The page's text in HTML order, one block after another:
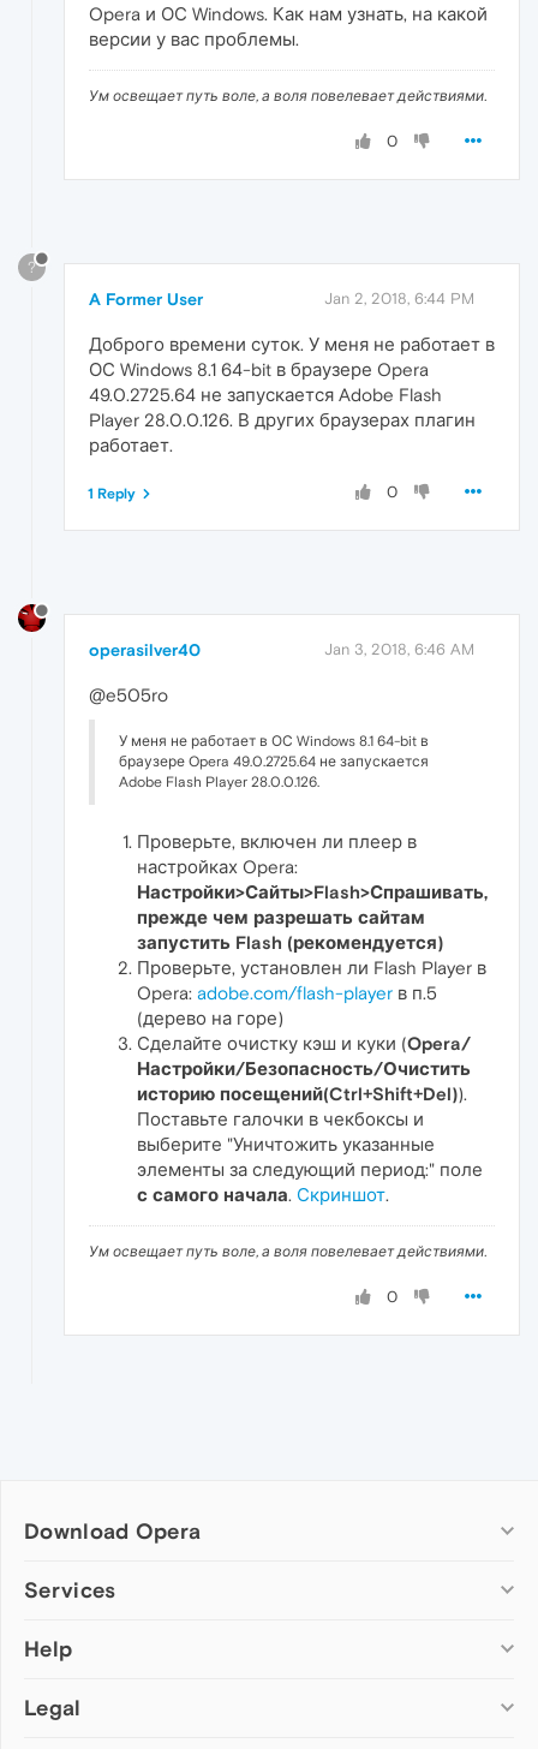
Opera и ОС Windows. Как нам узнать, на какой
версии у вас проблемы.
Ум освещает путь воле, а воля повелевает действиями.
0
?
A Former User Jan 2, 2018, 6:44 PM
Доброго времени суток. У меня не работает в
ОС Windows 8.1 64-bit в браузере Opera
49.0.2725.64 не запускается Adobe Flash
Player 28.0.0.126. В других браузерах плагин
работает.
0
1 Reply
operasilver40 Jan 3, 2018, 6:46 AM
@e505ro
У меня не работает в ОС Windows 8.1 64-bit в
браузере Opera 49.0.2725.64 не запускается
Adobe Flash Player 28.0.0.126.
Проверьте, включен ли плеер в
настройках Opera:
Настройки>Сайты>Flash>Спрашивать,
прежде чем разрешать сайтам
запустить Flash (рекомендуется)
Проверьте, установлен ли Flash Player в
Opera: adobe.com/flash-player в п.5
(дерево на горе)
Сделайте очистку кэш и куки (Opera/
Настройки/Безопасность/Очистить
историю посещений(Ctrl+Shift+Del)).
Поставьте галочки в чекбоксы и
выберите "Уничтожить указанные
элементы за следующий период:" поле
с самого начала. Скриншот.
Ум освещает путь воле, а воля повелевает действиями.
0
Download Opera
Computer browsers
Opera for Mac
Opera beta version
Services
Add-ons
Wallpapers
Help
Help & support
Legal